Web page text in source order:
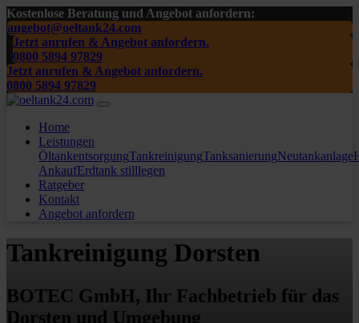
Kostenlose Beratung und Angebot anfordern:
angebot@oeltank24.com
Jetzt anrufen & Angebot anfordern.
0800 5894 97829
Jetzt anrufen & Angebot anfordern.
0800 5894 97829
Home
Leistungen
ÖltankentsorgungTankreinigungTanksanierungNeutankanlage
AnkaufErdtank stilllegen
Ratgeber
Kontakt
Angebot anfordern
Tankreinigung Dorsten
BOTEC GmbH, Ihr Fachbetrieb für das
Dorsten und Umgebung